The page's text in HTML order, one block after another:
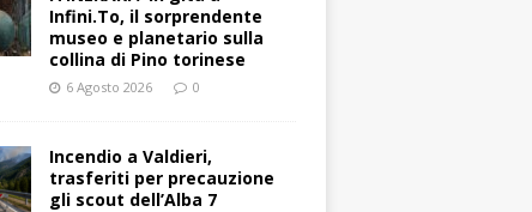
Infini.To, il sorprendente
museo e planetario sulla
collina di Pino torinese
6 Agosto 2026 0
Incendio a Valdieri,
trasferiti per precauzione
gli scout dell’Alba 7